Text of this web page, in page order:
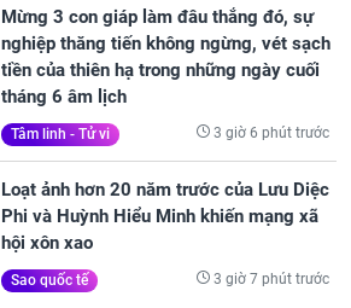
Mừng 3 con giáp làm đâu thắng đó, sự
nghiệp thăng tiến không ngừng, vét sạch
tiền của thiên hạ trong những ngày cuối
tháng 6 âm lịch
Tâm linh - Tử vi 3 giờ 6 phút trước
Loạt ảnh hơn 20 năm trước của Lưu Diệc
Phi và Huỳnh Hiểu Minh khiến mạng xã
hội xôn xao
Sao quốc tế 3 giờ 7 phút trước